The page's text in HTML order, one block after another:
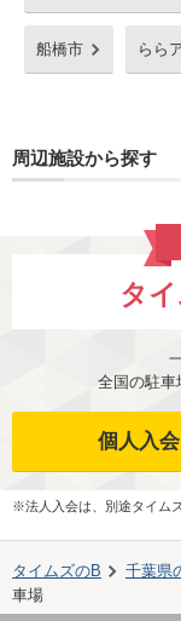
船橋市 らら
周辺施設から探す
タ
全国の駐車
個人入会
※法人入会は、別途タイム
タイムズのB 千葉県
車場